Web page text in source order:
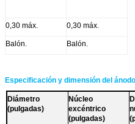
0,30 máx. 0,30 máx.
Balón. Balón.
Especificación y dimensión del
Diámetro
(pulgadas)
Núcleo
excéntrico
(pulgadas)